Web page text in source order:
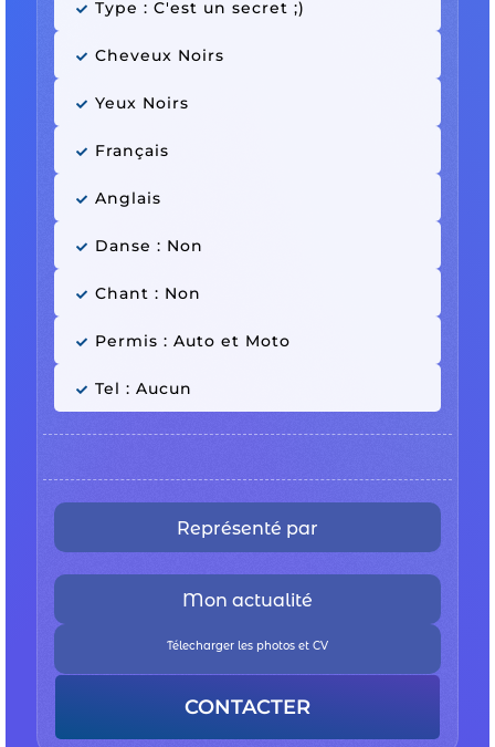
Type : C'est un secret ;)
Cheveux Noirs
Yeux Noirs
Français
Anglais
Danse : Non
Chant : Non
Permis : Auto et Moto
Tel : Aucun
Représenté par
Mon actualité
Télecharger les photos et CV
CONTACTER